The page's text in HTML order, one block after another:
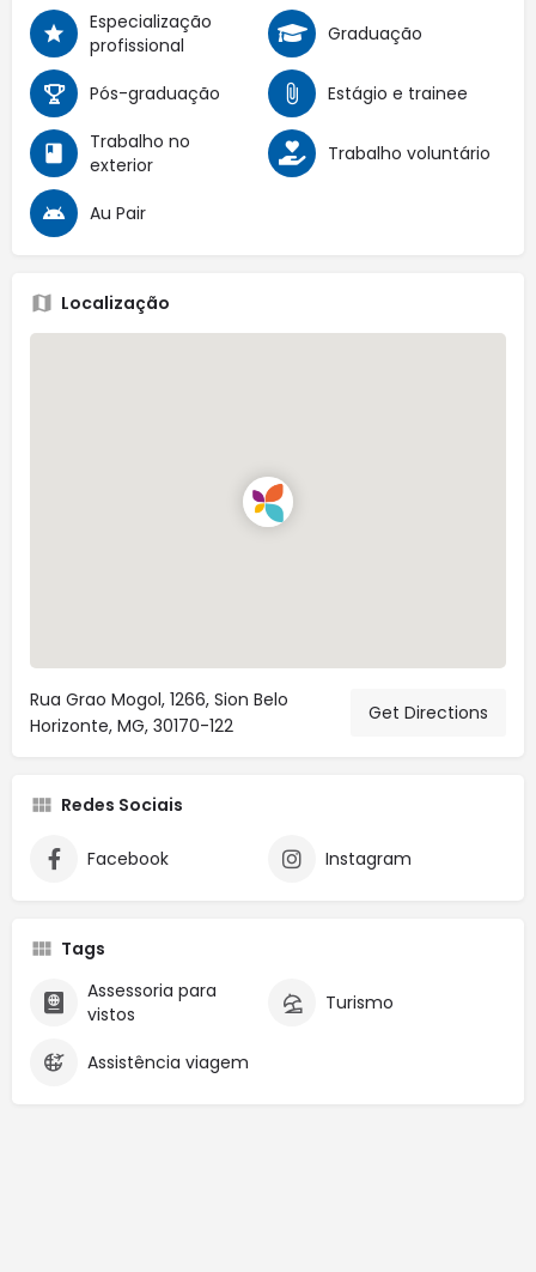
Especialização
profissional
Graduação
Pós-graduação
Estágio e trainee
Trabalho no
exterior
Trabalho voluntário
Au Pair
Localização
Rua Grao Mogol, 1266, Sion Belo
Horizonte, MG, 30170-122
Get Directions
Redes Sociais
Facebook Instagram
Tags
Assessoria para
vistos
Turismo
Assistência viagem